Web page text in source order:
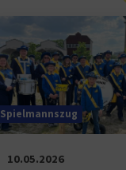
Spielmannszug
10.05.2026